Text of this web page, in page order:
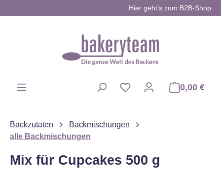
Hier geht’s zum B2B-Shop
0,00 €
Backzutaten
Backmischungen
alle Backmischungen
Mix für Cupcakes 500 g